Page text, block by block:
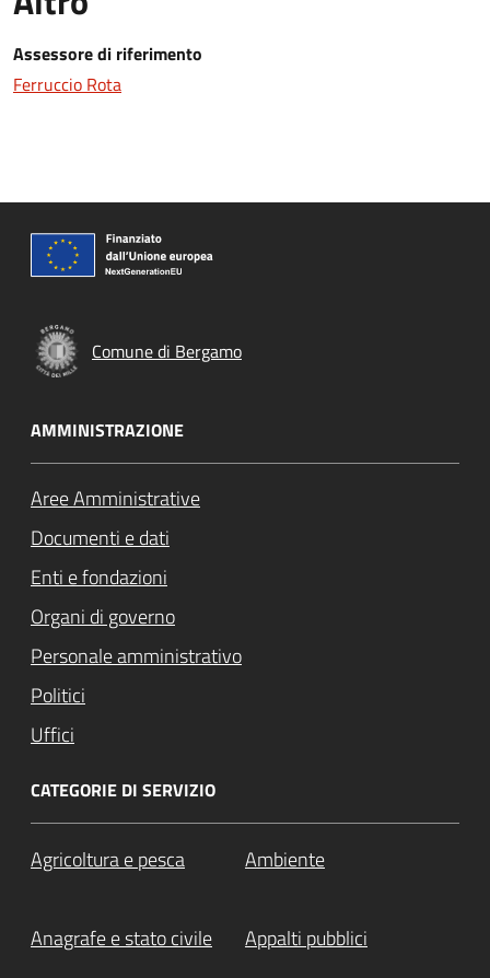
Assessore di riferimento
Ferruccio Rota
Comune di Bergamo
AMMINISTRAZIONE
Aree Amministrative
Documenti e dati
Enti e fondazioni
Organi di governo
Personale amministrativo
Politici
Uffici
CATEGORIE DI SERVIZIO
Agricoltura e pesca Ambiente
Anagrafe e stato civile Appalti pubblici